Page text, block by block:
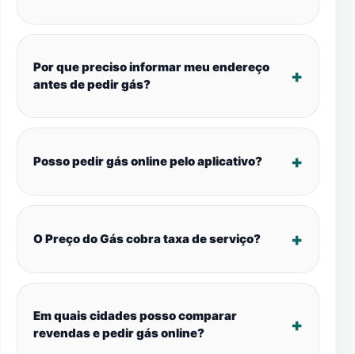
Por que preciso informar meu endereço
antes de pedir gás?
Posso pedir gás online pelo aplicativo?
O Preço do Gás cobra taxa de serviço?
Em quais cidades posso comparar
revendas e pedir gás online?